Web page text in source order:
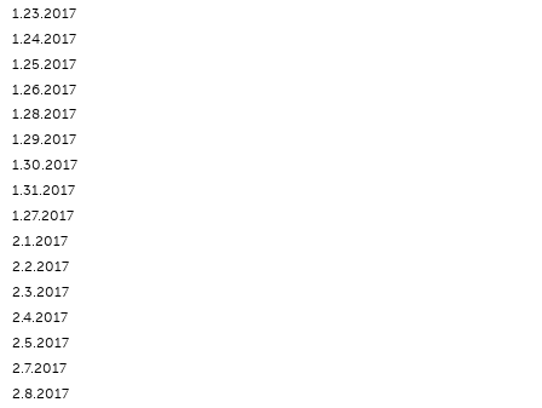
1.23.2017
1.24.2017
1.25.2017
1.26.2017
1.28.2017
1.29.2017
1.30.2017
1.31.2017
1.27.2017
2.1.2017
2.2.2017
2.3.2017
2.4.2017
2.5.2017
2.7.2017
2.8.2017